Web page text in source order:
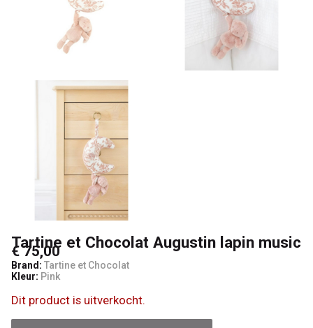
Lancelot
Kids
Tartine et Chocolat Augustin lapin music
€ 75,00
Brand: Tartine et Chocolat
Kleur: Pink
Dit product is uitverkocht.